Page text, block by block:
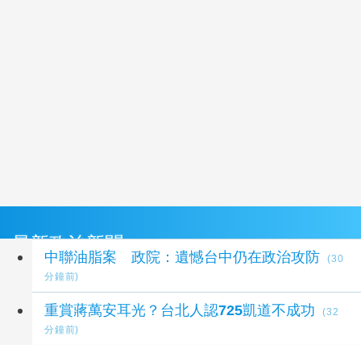
最新政治新聞
中聯油脂案 政院：遺憾台中仍在政治攻防
(30
分鐘前)
重賞蔣萬安耳光？台北人認725凱道不成功
(32
分鐘前)